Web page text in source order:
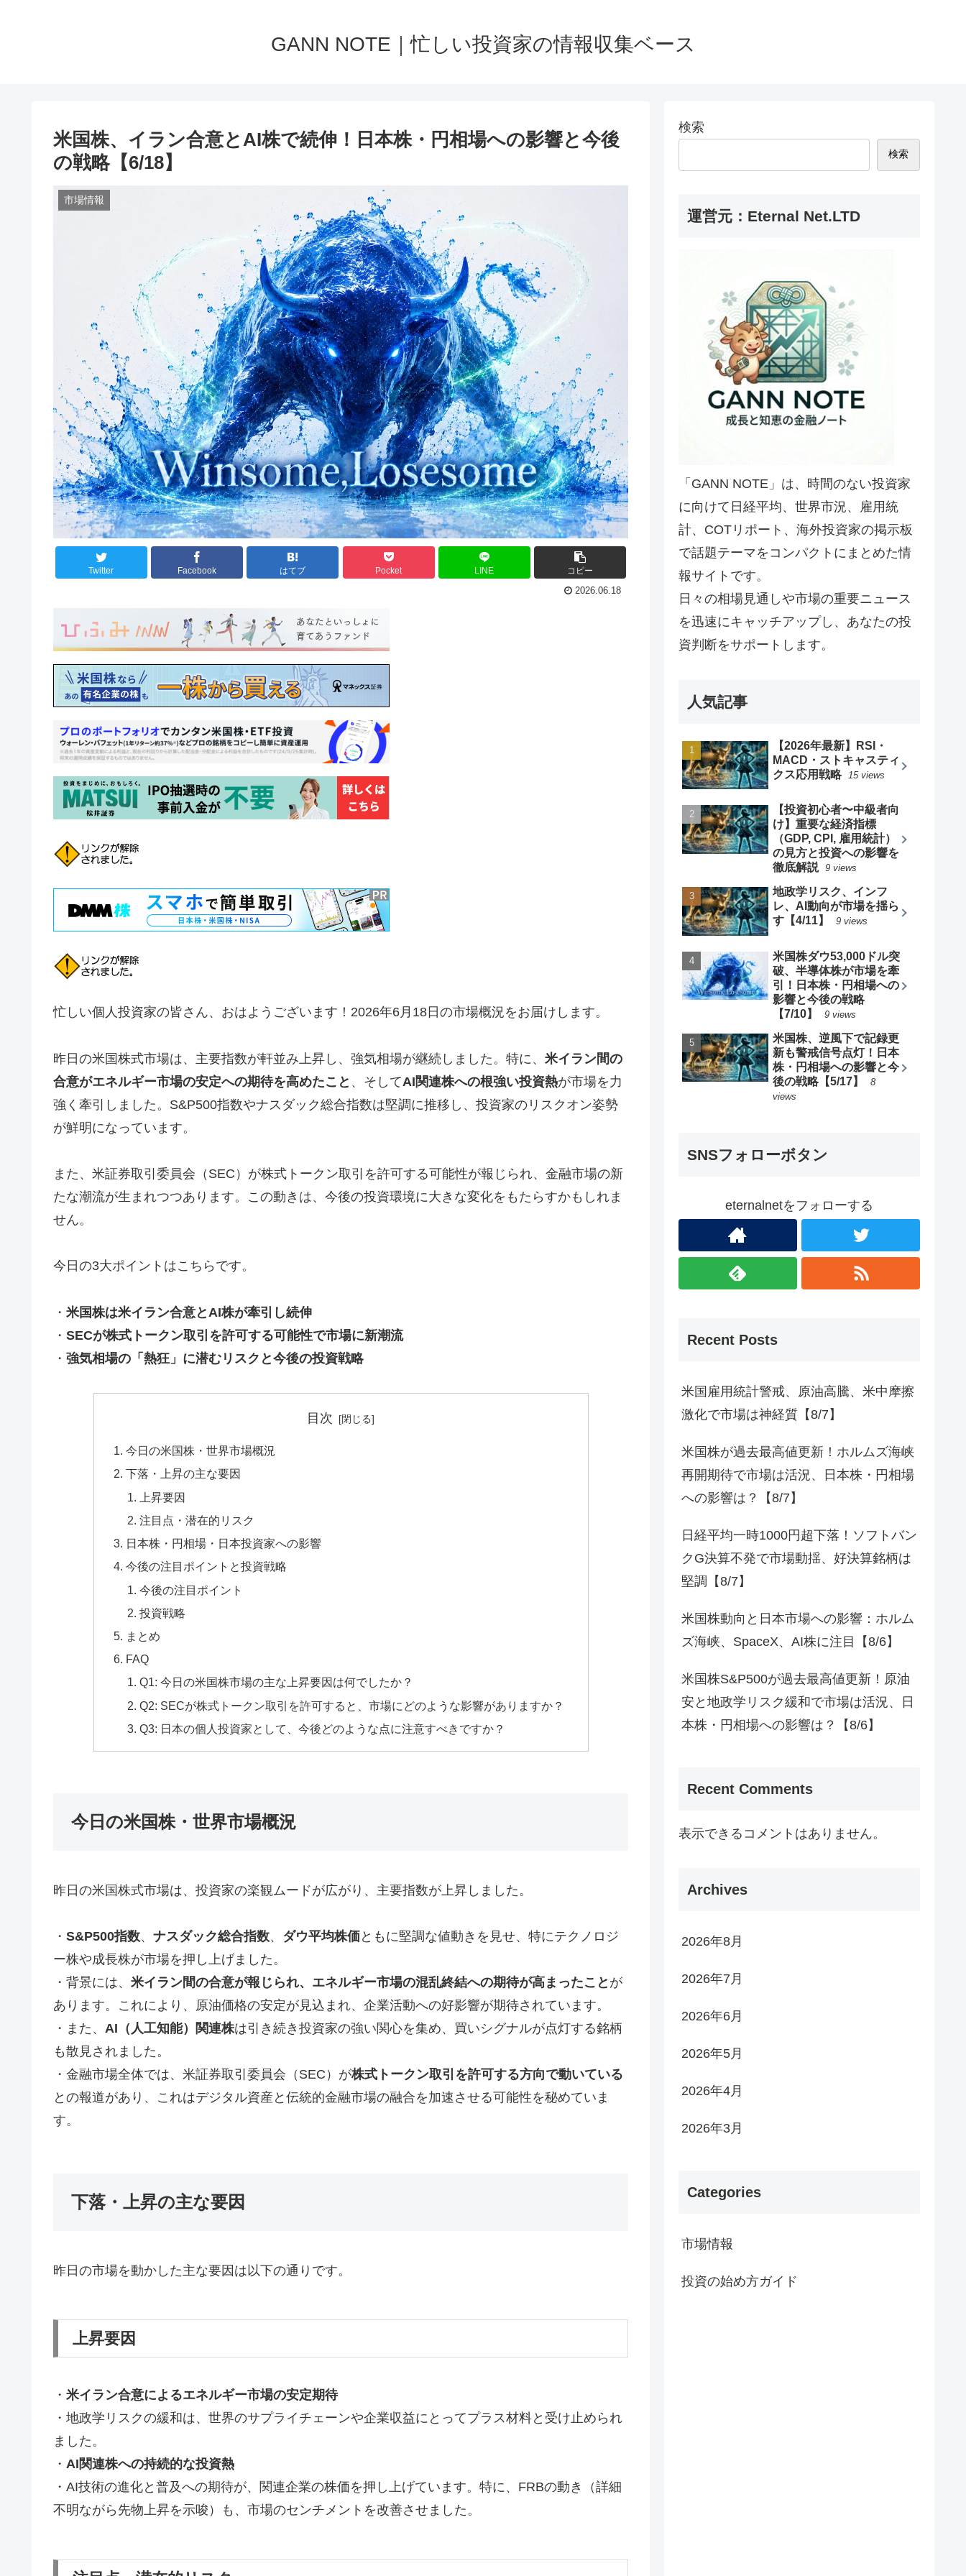
GANN NOTE｜忙しい投資家の情報収集ベース
米国株、イラン合意とAI株で続伸！日本株・円相場への影響と今後
の戦略【6/18】
市場情報
Twitter Facebook はてブ Pocket LINE コピー
2026.06.18
忙しい個人投資家の皆さん、おはようございます！2026年6月18日の市場概況をお届けします。
昨日の米国株式市場は、主要指数が軒並み上昇し、強気相場が継続しました。特に、 米イラン間の
合意がエネルギー市場の安定への期待を高めたこと 、そしてAI関連株への根強い投資熱が市場を力
強く牽引しました。S&P500指数やナスダック総合指数は堅調に推移し、投資家のリスクオン姿勢
が鮮明になっています。
また、米証券取引委員会（SEC）が株式トークン取引を許可する可能性が報じられ、金融市場の新
たな潮流が生まれつつあります。この動きは、今後の投資環境に大きな変化をもたらすかもしれま
せん。
今日の3大ポイントはこちらです。
・ 米国株は米イラン合意とAI株が牽引し続伸
・ SECが株式トークン取引を許可する可能性で市場に新潮流
・ 強気相場の「熱狂」に潜むリスクと今後の投資戦略
目次
今日の米国株・世界市場概況
下落・上昇の主な要因
上昇要因
注目点・潜在的リスク
日本株・円相場・日本投資家への影響
今後の注目ポイントと投資戦略
今後の注目ポイント
投資戦略
まとめ
FAQ
Q1: 今日の米国株市場の主な上昇要因は何でしたか？
Q2: SECが株式トークン取引を許可すると、市場にどのような影響がありますか？
Q3: 日本の個人投資家として、今後どのような点に注意すべきですか？
今日の米国株・世界市場概況
昨日の米国株式市場は、投資家の楽観ムードが広がり、主要指数が上昇しました。
・ S&P500指数、 ナスダック総合指数、 ダウ平均株価ともに堅調な値動きを見せ、特にテクノロジ
ー株や成長株が市場を押し上げました。
・背景には、 米イラン間の合意が報じられ、エネルギー市場の混乱終結への期待が高まったこと が
あります。これにより、原油価格の安定が見込まれ、企業活動への好影響が期待されています。
・また、 AI（人工知能）関連株は引き続き投資家の強い関心を集め、買いシグナルが点灯する銘柄
も散見されました。
・金融市場全体では、米証券取引委員会（SEC）が株式トークン取引を許可する方向で動いている
との報道があり、これはデジタル資産と伝統的金融市場の融合を加速させる可能性を秘めていま
す。
下落・上昇の主な要因
昨日の市場を動かした主な要因は以下の通りです。
上昇要因
・ 米イラン合意によるエネルギー市場の安定期待
・地政学リスクの緩和は、世界のサプライチェーンや企業収益にとってプラス材料と受け止められ
ました。
・ AI関連株への持続的な投資熱
・AI技術の進化と普及への期待が、関連企業の株価を押し上げています。特に、FRBの動き（詳細
不明ながら先物上昇を示唆）も、市場のセンチメントを改善させました。
検索
検索
運営元：Eternal Net.LTD
「GANN NOTE」は、時間のない投資家
に向けて日経平均、世界市況、雇用統
計、COTリポート、海外投資家の掲示板
で話題テーマをコンパクトにまとめた情
報サイトです。
日々の相場見通しや市場の重要ニュース
を迅速にキャッチアップし、あなたの投
資判断をサポートします。
人気記事
【2026年最新】RSI・
MACD・ストキャスティ
クス応用戦略
15 views
【投資初心者〜中級者向
け】重要な経済指標
（GDP, CPI, 雇用統計）
の見方と投資への影響を
徹底解説 9 views
地政学リスク、インフ
レ、AI動向が市場を揺ら
す【4/11】
9 views
米国株ダウ53,000ドル突
破、半導体株が市場を牽
引！日本株・円相場への
影響と今後の戦略
【7/10】
9 views
米国株、逆風下で記録更
新も警戒信号点灯！日本
株・円相場への影響と今
後の戦略【5/17】
8
views
SNSフォローボタン
eternalnetをフォローする
Recent Posts
米国雇用統計警戒、原油高騰、米中摩擦
激化で市場は神経質【8/7】
米国株が過去最高値更新！ホルムズ海峡
再開期待で市場は活況、日本株・円相場
への影響は？【8/7】
日経平均一時1000円超下落！ソフトバン
クG決算不発で市場動揺、好決算銘柄は
堅調【8/7】
米国株動向と日本市場への影響：ホルム
ズ海峡、SpaceX、AI株に注目【8/6】
米国株S&P500が過去最高値更新！原油
安と地政学リスク緩和で市場は活況、日
本株・円相場への影響は？【8/6】
Recent Comments
表示できるコメントはありません。
Archives
2026年8月
2026年7月
2026年6月
2026年5月
2026年4月
2026年3月
Categories
市場情報
投資の始め方ガイド